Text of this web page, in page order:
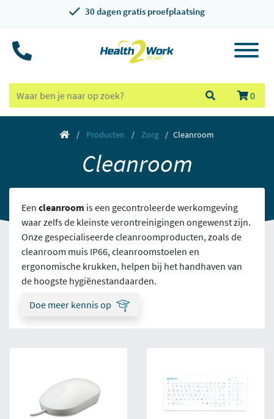
30 dagen gratis proefplaatsing
0
Producten Zorg Cleanroom
Cleanroom
Een cleanroom is een gecontroleerde werkomgeving
waar zelfs de kleinste verontreinigingen ongewenst zijn.
Onze gespecialiseerde cleanroomproducten, zoals de
cleanroom muis IP66, cleanroomstoelen en
ergonomische krukken, helpen bij het handhaven van
de hoogste hygiënestandaarden.
Doe meer kennis op